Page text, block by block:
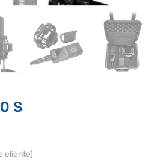
S
cliente)
RF Assist
generali o specifiche su certi
un determinato prodotto
il nome completo